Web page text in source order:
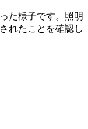
た様子です。照明
れたことを確認し